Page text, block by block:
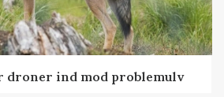
ind mod problemulv